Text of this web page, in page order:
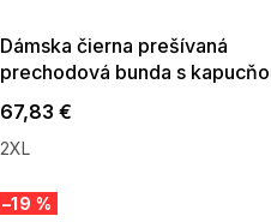
Dámska čierna prešívaná
prechodová bunda s
67,83 €
2XL
–19 %